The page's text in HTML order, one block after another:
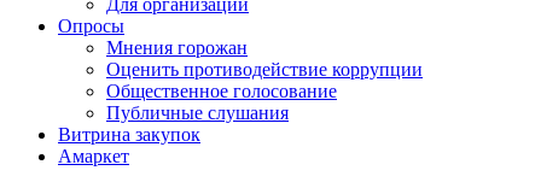
Для организаций
Опросы
Мнения горожан
Оценить противодействие коррупции
Общественное голосование
Публичные слушания
Витрина закупок
Амаркет